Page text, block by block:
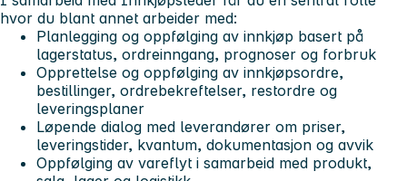
hvor du blant annet arbeider med:
Planlegging og oppfølging av innkjøp basert på
lagerstatus, ordreinngang, prognoser og forbruk
Opprettelse og oppfølging av innkjøpsordre,
bestillinger, ordrebekreftelser, restordre og
leveringsplaner
Løpende dialog med leverandører om priser,
leveringstider, kvantum, dokumentasjon og avvik
Oppfølging av vareflyt i samarbeid med produkt,